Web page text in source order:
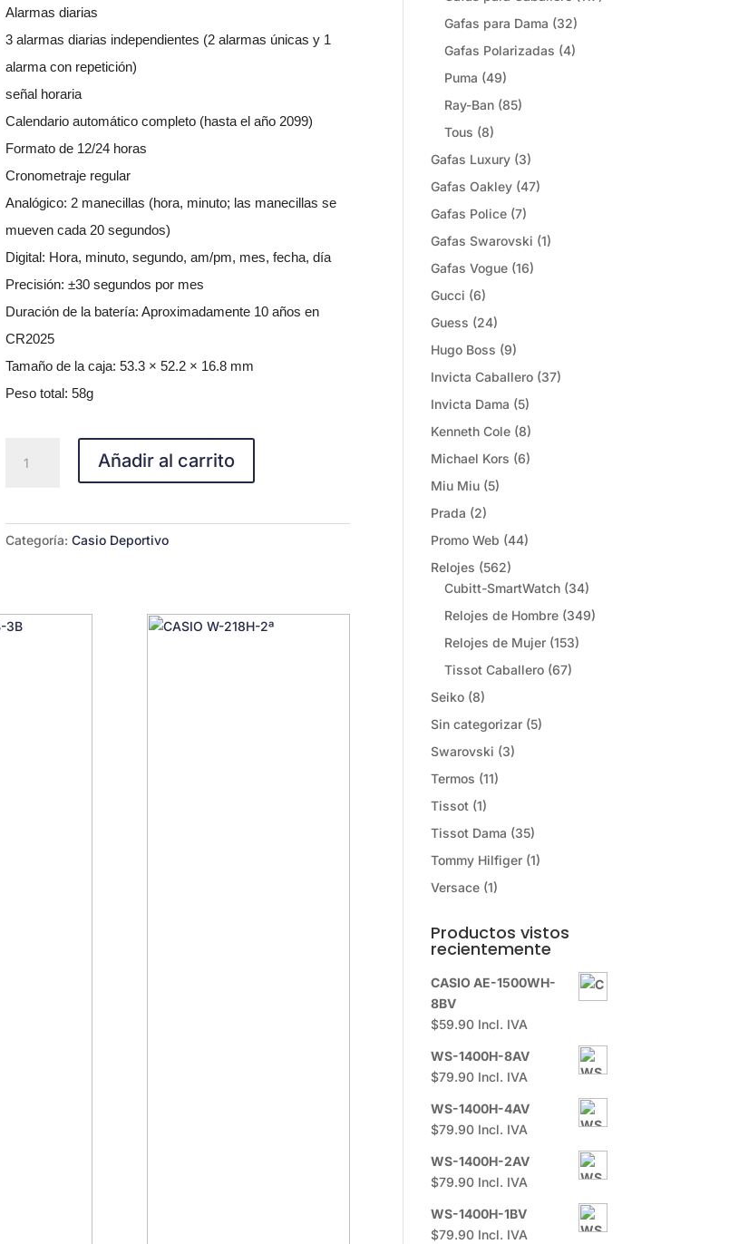
Alarmas diarias
3 alarmas diarias independientes (2 alarmas únicas y 1
alarma con repetición)
señal horaria
Calendario automático completo (hasta el año 2099)
Formato de 12/24 horas
Cronometraje regular
Analógico: 2 manecillas (hora, minuto; las manecillas se
mueven cada 20 segundos)
Digital: Hora, minuto, segundo, am/pm, mes, fecha, día
Precisión: ±30 segundos por mes
Duración de la batería: Aproximadamente 10 años en
CR2025
Tamaño de la caja: 53.3 × 52.2 × 16.8 mm
Peso total: 58g
AEQ-
Añadir al carrito
Categoría:Casio Deportivo
Gafas para Dama (32)
Gafas Polarizadas (4)
Puma (49)
Ray-Ban (85)
Tous (8)
Gafas Luxury (3)
Gafas Oakley (47)
Gafas Police (7)
Gafas Swarovski (1)
Gafas Vogue (16)
Gucci (6)
Guess (24)
Hugo Boss (9)
Invicta Caballero (37)
Invicta Dama (5)
Kenneth Cole (8)
Michael Kors (6)
Miu Miu (5)
Prada (2)
Promo Web (44)
Relojes (562)
Cubitt-SmartWatch (34)
Relojes de Hombre (349)
Relojes de Mujer (153)
Tissot Caballero (67)
Seiko (8)
Sin categorizar (5)
Swarovski (3)
Termos (11)
Tissot (1)
Tissot Dama (35)
Tommy Hilfiger (1)
Versace (1)
Productos vistos
recientemente
CASIO AE-1500WH-
8BV
$59.90 Incl. IVA
WS-1400H-8AV
$79.90 Incl. IVA
WS-1400H-4AV
$79.90 Incl. IVA
WS-1400H-2AV
$79.90 Incl. IVA
WS-1400H-1BV
$79.90 Incl. IVA